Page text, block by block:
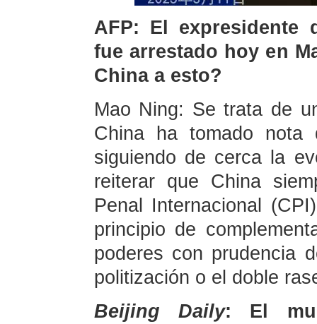
AFP: El expresidente
fue arrestado hoy en
China a esto?
Mao Ning: Se trata de
China ha tomado
siguiendo de cerca la
reiterar que China
Penal Internacional
principio de
poderes con prudencia
politización o el doble
Beijing Daily: El